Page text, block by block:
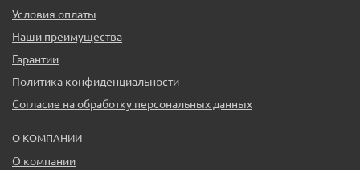
Условия оплаты
Наши преимущества
Гарантии
Политика конфиденциальности
Согласие на обработку персональных данных
О КОМПАНИИ
О компании